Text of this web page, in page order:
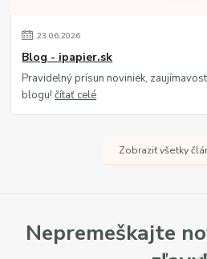
23.06.2026
Blog - ipapier.sk
Pravidelný prísun noviniek,
blogu!čítať celé
Zobraziť všetky
Nepremeškajte